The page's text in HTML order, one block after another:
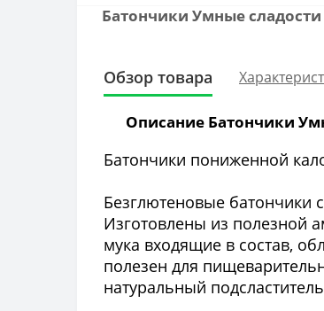
Батончики Умные
Обзор товара
Описание Батончики
Батончики пониженной
Безглютеновые батончики
Изготовлены из полезной
мука входящие в состав,
полезен для
натуральный